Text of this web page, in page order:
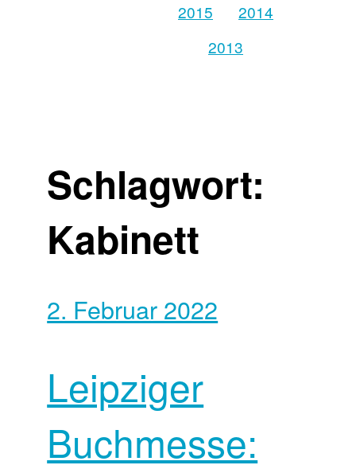
2015
2014
2013
Schlagwort:
Kabinett
2. Februar 2022
Leipziger
Buchmesse: